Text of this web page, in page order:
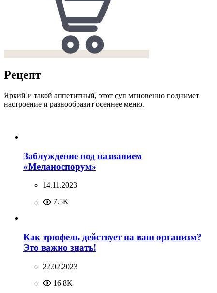
Рецепт
Яркий и такой аппетитный, этот суп мгновенно поднимет
настроение и разнообразит осеннее меню.
Заблуждение под названием
«Меланоспорум»
14.11.2023
7.5K
Как трюфель действует на ваш организм?
Это важно знать!
22.02.2023
16.8K